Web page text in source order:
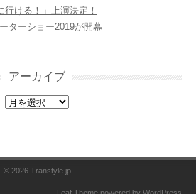
行ける！」上演決定！
ターショー2019が開幕
アーカイブ
アーカイブ
© 2026 Transtyle.jp